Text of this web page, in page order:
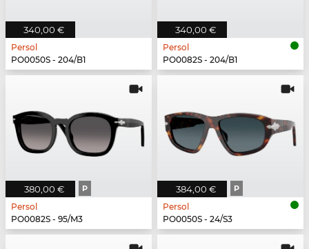
340,00 €
Persol
PO0050S - 204/B1
340,00 €
Persol
PO0082S - 204/B1
380,00 € P
Persol
PO0082S - 95/M3
384,00 € P
Persol
PO0050S - 24/S3